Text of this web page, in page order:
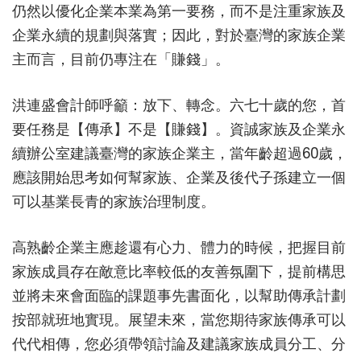
仍然以優化企業本業為第一要務，而不是注重家族及
企業永續的規劃與落實；因此，對於臺灣的家族企業
主而言，目前仍專注在「賺錢」。
洪連盛會計師呼籲：放下、轉念。六七十歲的您，首
要任務是【傳承】不是【賺錢】。資誠家族及企業永
續辦公室建議臺灣的家族企業主，當年齡超過60歲，
應該開始思考如何幫家族、企業及後代子孫建立一個
可以基業長青的家族治理制度。
高熟齡企業主應趁還有心力、體力的時候，把握目前
家族成員存在敵意比率較低的友善氛圍下，提前構思
並將未來會面臨的課題事先書面化，以幫助傳承計劃
按部就班地實現。展望未來，當您期待家族傳承可以
代代相傳，您必須帶領討論及建議家族成員分工、分